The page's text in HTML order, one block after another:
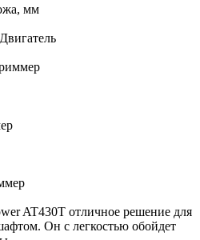
мм
AT430T отличное решение для
Он с легкостью обойдет